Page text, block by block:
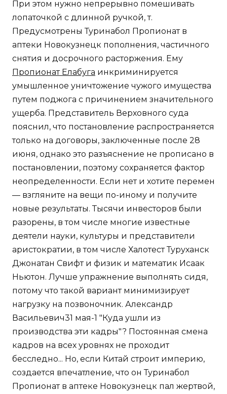
При этом нужно непрерывно помешивать
лопаточкой с длинной ручкой, т.
Предусмотрены Туринабол Пропионат в
аптеки Новокузнецк пополнения, частичного
снятия и досрочного расторжения. Ему
Пропионат Елабуга инкриминируется
умышленное уничтожение чужого имущества
путем поджога с причинением значительного
ущерба. Представитель Верховного суда
пояснил, что постановление распространяется
только на договоры, заключенные после 28
июня, однако это разъяснение не прописано в
постановлении, поэтому сохраняется фактор
неопределенности. Если нет и хотите перемен
— взгляните на вещи по-иному и получите
новые результаты. Тысячи инвесторов были
разорены, в том числе многие известные
деятели науки, культуры и представители
аристократии, в том числе Халотест Туруханск
Джонатан Свифт и физик и математик Исаак
Ньютон. Лучше упражнение выполнять сидя,
потому что такой вариант минимизирует
нагрузку на позвоночник. Александр
Васильевич31 мая-1 "Куда ушли из
производства эти кадры"? Постоянная смена
кадров на всех уровнях не проходит
бесследно... Но, если Китай строит империю,
создается впечатление, что он Туринабол
Пропионат в аптеке Новокузнецк пал жертвой,